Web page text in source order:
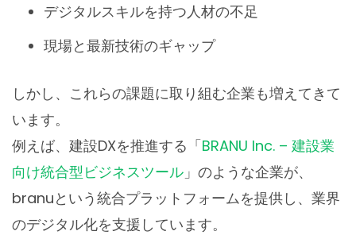
デジタルスキルを持つ人材の不足
現場と最新技術のギャップ
しかし、これらの課題に取り組む企業も増えてきて
います。
例えば、建設DXを推進する「BRANU Inc. – 建設業
向け統合型ビジネスツール 」のような企業が、
branuという統合プラットフォームを提供し、業界
のデジタル化を支援しています。